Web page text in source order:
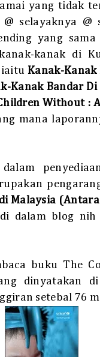
yang tidak
selayaknya
yang
kanak di
iaitu Kanak-
Kanak Bandar
Without :
mana
Malaysia
dalam blog
buku The
dinyatakan
setebal 76